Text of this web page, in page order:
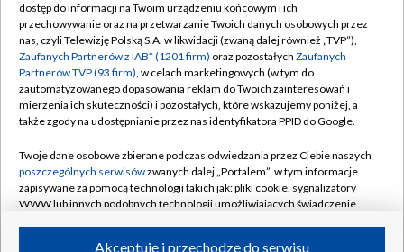
Abonament TVP
Emisja w TVP
Centrum informacji TVP
Naziemna Telewizja Cyfrowa
Rada Programowa
System NOS
Informacje o nadawcy
Regulamin TVP
Polityka prywatności
Moje zgody
Pomoc
Kontakt
Kanały
dostęp do informacji na Twoim urządzeniu końcowym i ich
przechowywanie oraz na przetwarzanie Twoich danych osobowych przez
nas, czyli Telewizję Polską S.A. w likwidacji (zwaną dalej również „TVP”),
Zaufanych Partnerów z IAB* (1201 firm) oraz pozostałych Zaufanych
Partnerów TVP (93 firm), w celach marketingowych (w tym do
zautomatyzowanego dopasowania reklam do Twoich zainteresowań i
mierzenia ich skuteczności) i pozostałych, które wskazujemy poniżej, a
także zgody na udostępnianie przez nas identyfikatora PPID do Google.
Twoje dane osobowe zbierane podczas odwiedzania przez Ciebie naszych
poszczególnych serwisówzwanych dalej „Portalem”, w tym informacje
zapisywane za pomocą technologii takich jak: pliki cookie, sygnalizatory
WWW lub innych podobnych technologii umożliwiających świadczenie
Akceptuję i przechodzę do serwisu